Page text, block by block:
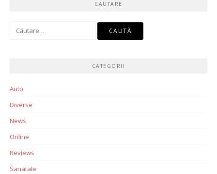
CAUTARE
Caută
CATEGORII
Auto
Diverse
News
Online
Reviews
Sanatate